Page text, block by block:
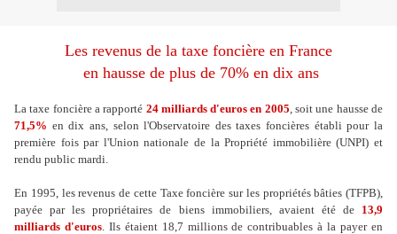
Les revenus de la taxe foncière en France
en hausse de plus de 70% en dix ans
La taxe foncière a rapporté 24 milliards d'euros en 2005, soit une hausse de
71,5% en dix ans, selon l'Observatoire des taxes foncières établi pour la
première fois par l'Union nationale de la Propriété immobilière (UNPI) et
rendu public mardi.
En 1995, les revenus de cette Taxe foncière sur les propriétés bâties (TFPB),
payée par les propriétaires de biens immobiliers, avaient été de 13,9
milliards d'euros. Ils étaient 18,7 millions de contribuables à la payer en